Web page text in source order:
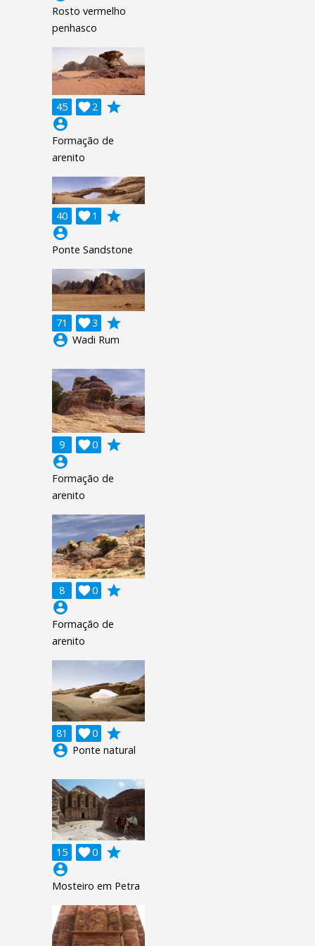
Rosto vermelho
penhasco
45 2

grade
account_circle
Formação de
arenito
40 1

grade
account_circle
Ponte Sandstone
71 3

grade
account_circle Wadi Rum
9 0

grade
account_circle
Formação de
arenito
8 0

grade
account_circle
Formação de
arenito
81 0

grade
account_circle Ponte natural
15 0

grade
account_circle
Mosteiro em Petra